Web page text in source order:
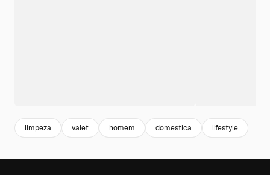
limpeza valet homem domestica lifestyle